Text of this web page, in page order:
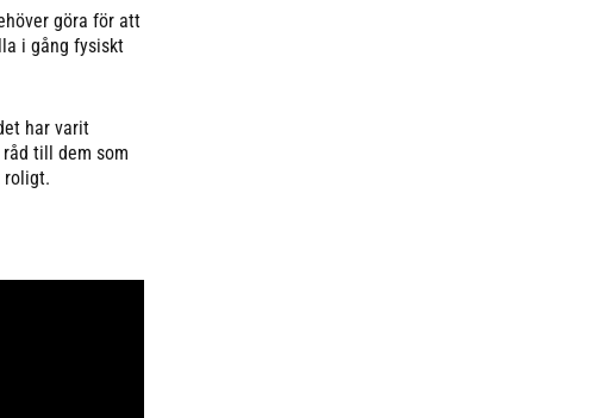
göra för att
i gång fysiskt
har varit
till dem som
roligt.